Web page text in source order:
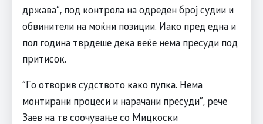
држава“, под контрола на одреден број судии и
обвинители на моќни позиции. Иако пред една и
пол година тврдеше дека веќе нема пресуди под
притисок.
“Го отворив судството како пупка. Нема
монтирани процеси и нарачани пресуди”, рече
Заев на тв соочување со Мицкоски